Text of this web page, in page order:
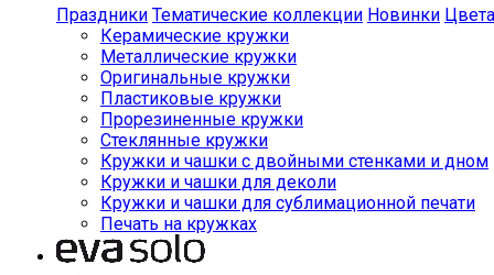
Праздники Тематические коллекции Новинки Цвета
Керамические кружки
Металлические кружки
Оригинальные кружки
Пластиковые кружки
Прорезиненные кружки
Стеклянные кружки
Кружки и чашки с двойными стенками и дном
Кружки и чашки для деколи
Кружки и чашки для сублимационной печати
Печать на кружках